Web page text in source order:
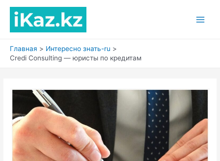
содержимому
Главная
Интересно знать-ru
Credi Consulting — юристы по кредитам